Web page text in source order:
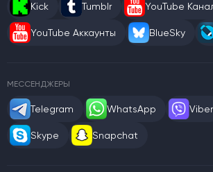
Kick Tumblr YouTube
YouTube Аккаунты BlueSky
МЕССЕНДЖЕРЫ
Telegram WhatsApp Viber
Skype Snapchat